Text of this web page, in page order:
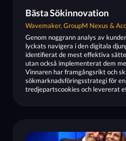
Bästa Sökinnovation
Wavemaker, GroupM Nexus &
Genom noggrann analys av
lyckats navigera i den digitala
identifierat de mest effektiva
utan också implementerat dem
Vinnaren har framgångsrikt och
sökmarknadsföringsstrategi för
tredjepartscookies och levererat